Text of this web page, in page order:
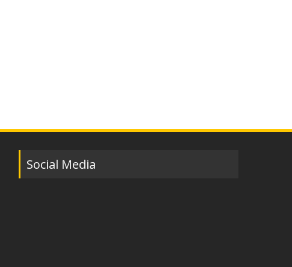
Social Media